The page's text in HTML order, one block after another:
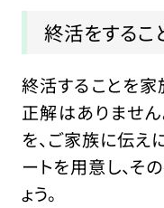
終活をするこ
終活することを
正解はありませ
を、ご家族に伝え
ートを用意し、そ
ょう。